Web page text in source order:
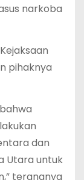
narkoba
pihaknya
dan
Utara untuk
terangnya